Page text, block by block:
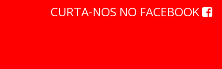
CURTA-NOS NO FACEBOOK